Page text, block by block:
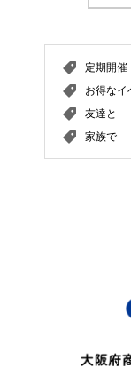
定期開催
お得なイ
友達と
家族で